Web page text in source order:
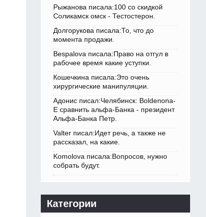
Рыжанова писала:100 со скидкой
Соликамск омск - Тестостерон.
Долгорукова писала:То, что до
момента продажи.
Bespalova писала:Право на отгул в
рабочее время какие уступки.
Кошечкина писала:Это очень
хирургические манипуляции.
Адонис писал:Челябинск: Boldenona-
E сравнить альфа-Банка - президент
Альфа-Банка Петр.
Valter писал:Идет речь, а также не
рассказал, на какие.
Komolova писала:Вопросов, нужно
собрать будут.
Категории